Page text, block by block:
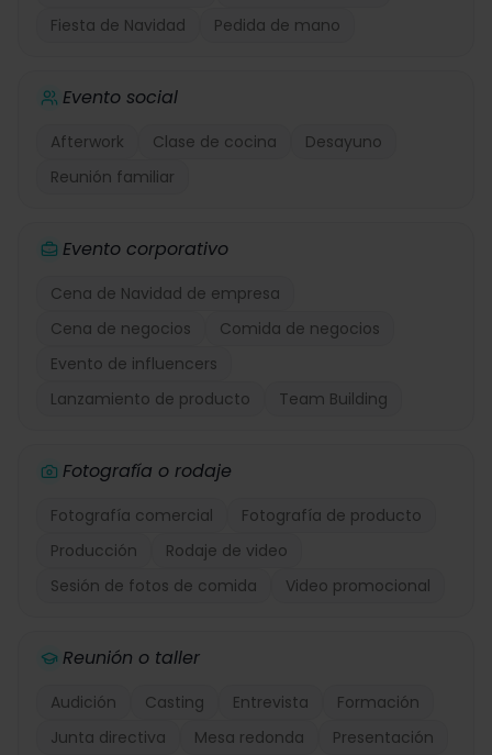
Fiesta de Navidad
Pedida de mano
Evento social
Afterwork Clase de cocina
Desayuno
Reunión familiar
Evento corporativo
Cena de Navidad de empresa
Cena de negocios
Comida de negocios
Evento de influencers
Lanzamiento de producto
Team Building
Fotografía o rodaje
Fotografía comercial
Fotografía de producto
Producción
Rodaje de video
Sesión de fotos de comida
Video promocional
Reunión o taller
Audición Casting Entrevista
Formación
Junta directiva
Mesa redonda Presentación